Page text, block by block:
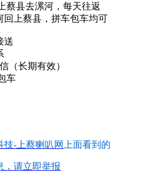
蔡县去漯河，每天往返
回上蔡县，拼车包车均可
送
（长期有效）
车
技-上蔡喇叭网 上面看到的
，请立即举报